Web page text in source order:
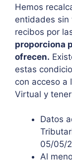
Hemos
entidades
recibos por
proporciona
ofrecen.
estas
con acceso a
Virtual y
Datos
05/05/
Al